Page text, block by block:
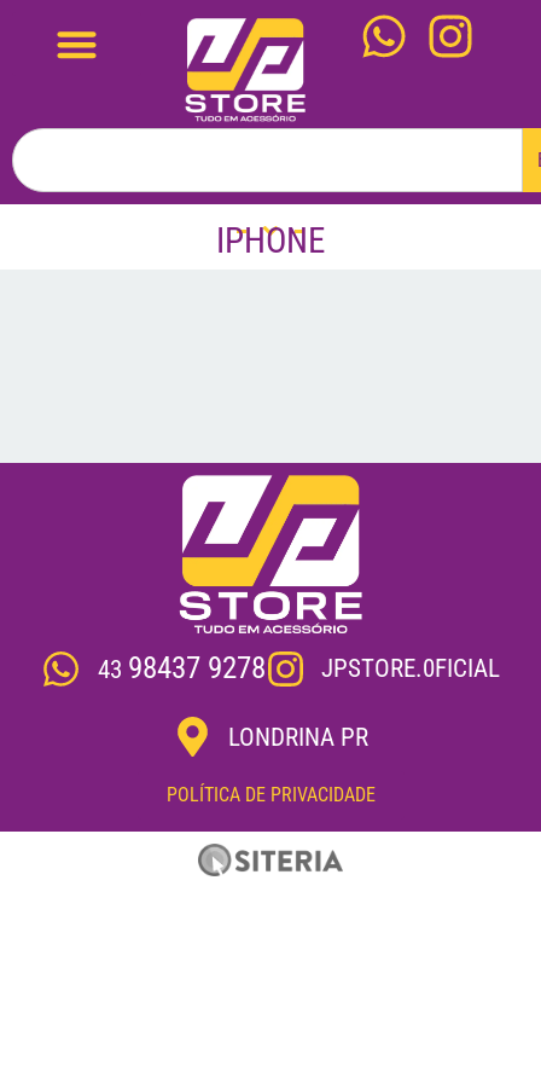
IPHONE
43 98437 9278 JPSTORE.0FICIAL
LONDRINA PR
POLÍTICA DE PRIVACIDADE